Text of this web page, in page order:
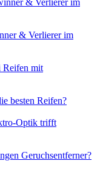
& Verlierer im
& Verlierer im
Reifen mit
besten Reifen?
Optik trifft
Geruchsentferner?